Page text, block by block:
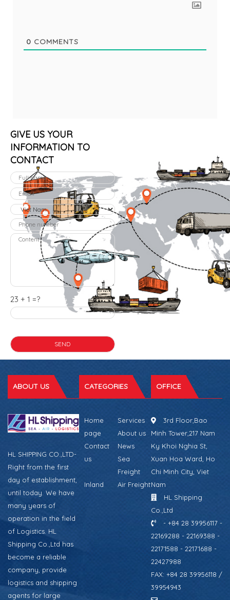
0 COMMENTS
GIVE US YOUR
INFORMATION TO
CONTACT
23 + 1 =?
ABOUT US
HL SHIPPING CO.,LTD-
Right from the first
day of establishment,
until today. We have
many years of
operation in the field
of Logistics. HL
Shipping Co.,Ltd has
become a reliable
company, provide
logistics and shipping
agents for large
CATEGORIES
Home
page
Services
About us
Contact
us
News
Sea
Freight
Inland
Air Freight
OFFICE
3rd Floor,Bao
Minh Tower,217 Nam
Ky Khoi Nghia St,
Xuan Hoa Ward, Ho
Chi Minh City, Viet
Nam
HL Shipping
Co.,Ltd
- +84 28 39956117 -
22169288 - 22169388 -
22171588 - 22171688 -
22427988
FAX: +84 28 39956118 /
39954943